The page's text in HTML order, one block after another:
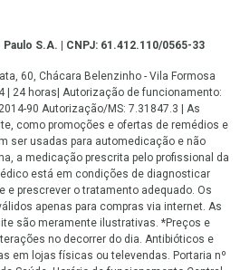
S.A. | CNPJ: 61.412.110/0565-33
60, Chácara Belenzinho - Vila Formosa
| 24 horas| Autorização de funcionamento:
90 Autorização/MS: 7.31847.3 | As
como promoções e ofertas de remédios e
ser usadas para automedicação e não
a medicação prescrita pelo profissional da
está em condições de diagnosticar
e prescrever o tratamento adequado. Os
apenas para compras via internet. As
são meramente ilustrativas. *Preços e
no decorrer do dia. Antibióticos e
em lojas físicas ou televendas. Portaria nº